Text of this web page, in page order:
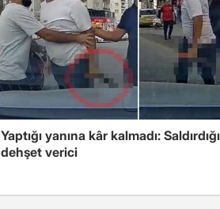
Yaptığı yanına kâr kalmadı:
dehşet verici